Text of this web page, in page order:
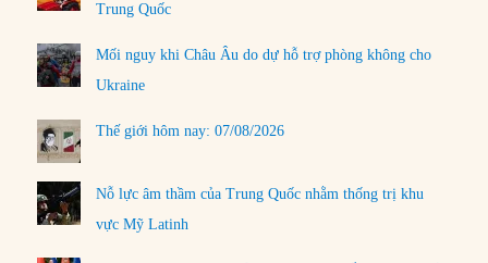
Trung Quốc
Mối nguy khi Châu Âu do dự hỗ trợ phòng không cho
Ukraine
Thế giới hôm nay: 07/08/2026
Nỗ lực âm thầm của Trung Quốc nhằm thống trị khu
vực Mỹ Latinh